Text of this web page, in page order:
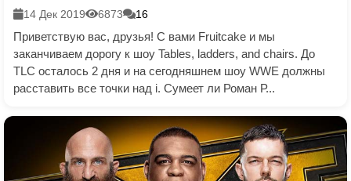
14 Дек 2019 6873 16
Приветствую вас, друзья! С вами Fruitcake и мы
заканчиваем дорогу к шоу Tables, ladders, and chairs. До
TLC осталось 2 дня и на сегодняшнем шоу WWE должны
расставить все точки над i. Сумеет ли Роман Р...